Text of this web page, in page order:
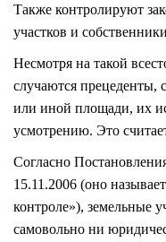
Также контролируют
участков и
Несмотря на такой
случаются прецеденты,
или иной площади, их
усмотрению. Это
Согласно
15.11.2006 (оно
контроле»), земельные
самовольно ни